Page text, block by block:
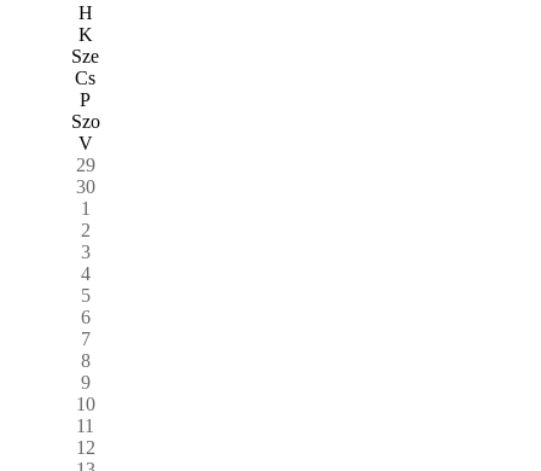
H
K
Sze
Cs
P
Szo
V
29
30
1
2
3
4
5
6
7
8
9
10
11
12